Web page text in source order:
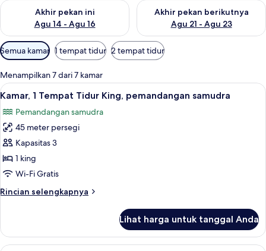
Akhir pekan ini
Agu 14 - Agu 16
Periksa ketersediaan untuk akhir pekan ini Agu 14 - Agu 16
Akhir pekan berikutnya
Agu 21 - Agu 23
Periksa ketersediaan untuk
Filter
tersedia
untuk
kamar
Semua kamar 1 tempat tidur 2 tempat tidur
Menampilkan 7 dari 7 kamar
Lihat
semua
foto
untuk
Kamar,
1
Tempat
King,
Kamar, 1 Tempat Tidur King,
10
Kamar, 1 Tempat Tidur King, pemandangan samudra
Pemandangan samudra
45 meter persegi
Kapasitas 3
1 king
Wi-Fi Gratis
Rincian selengkapnya
Rincian
Kamar,
Lihat harga untuk tanggal Anda
Seprai premium, setrika/meja